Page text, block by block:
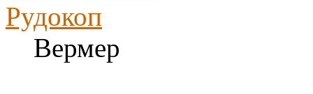
Рудокоп
Вермер